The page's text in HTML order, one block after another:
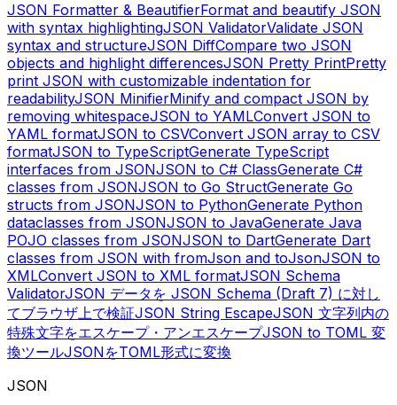
JSON Formatter & BeautifierFormat and beautify JSON
with syntax highlightingJSON ValidatorValidate JSON
syntax and structureJSON DiffCompare two JSON
objects and highlight differencesJSON Pretty PrintPretty
print JSON with customizable indentation for
readabilityJSON MinifierMinify and compact JSON by
removing whitespaceJSON to YAMLConvert JSON to
YAML formatJSON to CSVConvert JSON array to CSV
formatJSON to TypeScriptGenerate TypeScript
interfaces from JSONJSON to C# ClassGenerate C#
classes from JSONJSON to Go StructGenerate Go
structs from JSONJSON to PythonGenerate Python
dataclasses from JSONJSON to JavaGenerate Java
POJO classes from JSONJSON to DartGenerate Dart
classes from JSON with fromJson and toJsonJSON to
XMLConvert JSON to XML formatJSON Schema
ValidatorJSON データを JSON Schema (Draft 7) に対し
てブラウザ上で検証JSON String EscapeJSON 文字列内の
特殊文字をエスケープ・アンエスケープJSON to TOML 変
換ツールJSONをTOML形式に変換
JSON